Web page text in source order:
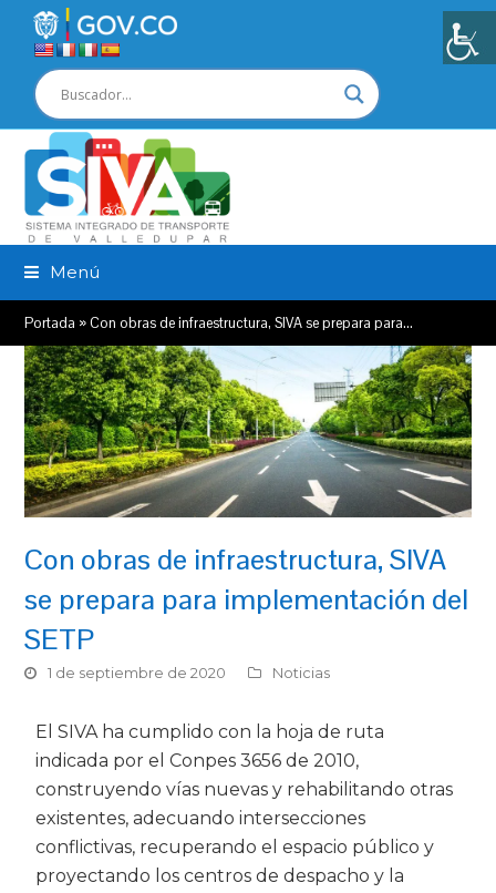
Menú
Portada »Con obras de infraestructura, SIVA se prepara para…
Con obras de infraestructura, SIVA
se prepara para implementación del
SETP
1 de septiembre de 2020 Noticias
El SIVA ha cumplido con la hoja de ruta
indicada por el Conpes 3656 de 2010,
construyendo vías nuevas y rehabilitando otras
existentes, adecuando intersecciones
conflictivas, recuperando el espacio público y
proyectando los centros de despacho y la